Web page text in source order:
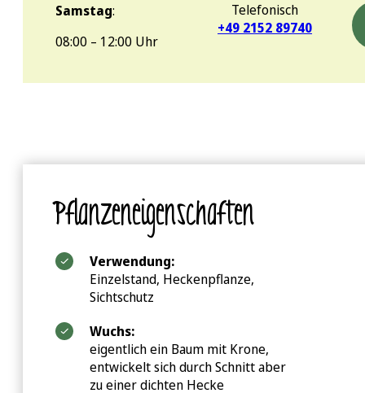
Samstag:
08:00 – 12:00 Uhr
Telefonisch
+49 2152 89740
Pflanzeneigenschaften
Verwendung:
Einzelstand, Heckenpflanze,
Sichtschutz
Wuchs:
eigentlich ein Baum mit Krone,
entwickelt sich durch Schnitt aber
zu einer dichten Hecke